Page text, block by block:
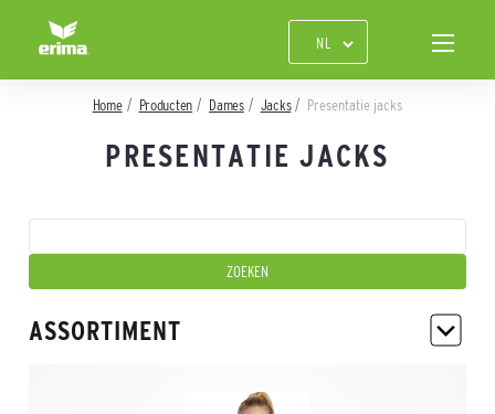
Home Producten Dames Jacks Presentatie jacks
PRESENTATIE JACKS
ASSORTIMENT